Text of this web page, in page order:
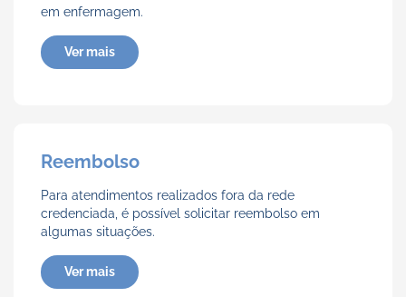
em enfermagem.
Ver mais
Reembolso
Para atendimentos realizados fora da rede
credenciada, é possível solicitar reembolso em
algumas situações.
Ver mais